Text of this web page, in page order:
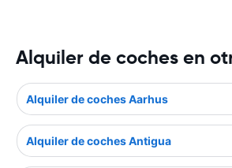
Alquiler de coches en
Alquiler de coches Aarhus
Alquiler de coches Antigua